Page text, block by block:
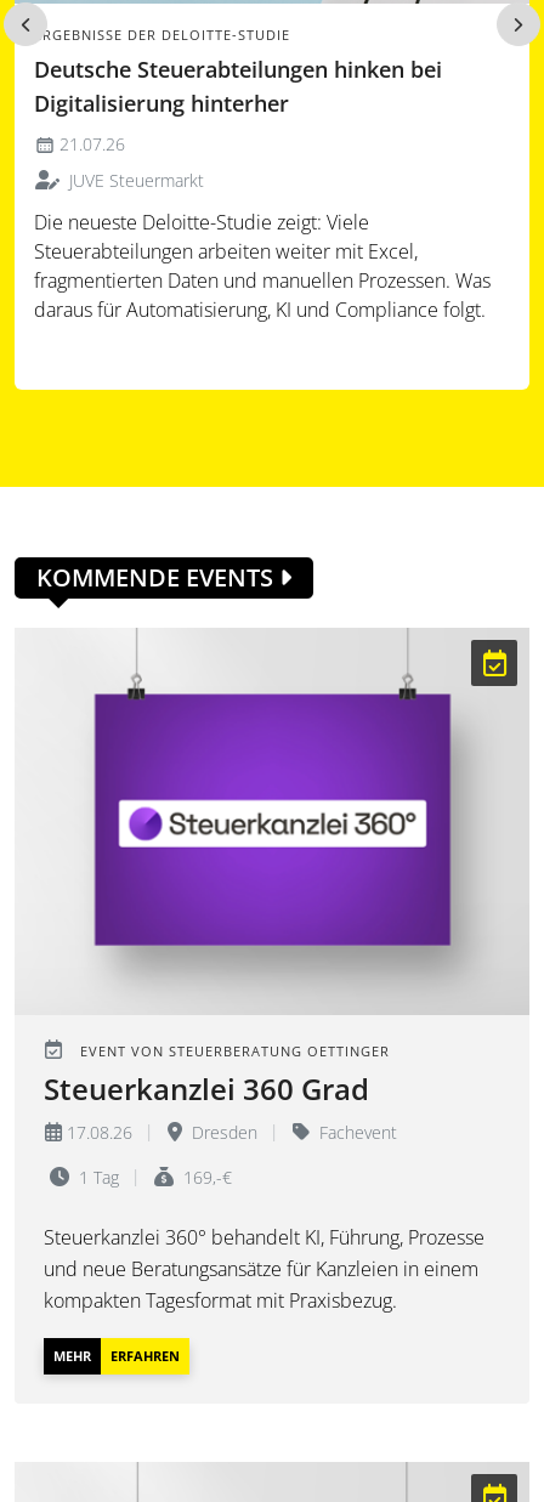
ERGEBNISSE DER DELOITTE-STUDIE
Deutsche Steuerabteilungen hinken bei
Digitalisierung hinterher
21.07.26
JUVE Steuermarkt
Die neueste Deloitte-Studie zeigt: Viele
Steuerabteilungen arbeiten weiter mit Excel,
fragmentierten Daten und manuellen Prozessen. Was
daraus für Automatisierung, KI und Compliance folgt.
KOMMENDE EVENTS
EVENT VON STEUERBERATUNG OETTINGER
Steuerkanzlei 360 Grad
17.08.26 Dresden
Fachevent
1 Tag
169,-€
Steuerkanzlei 360° behandelt KI, Führung, Prozesse
und neue Beratungsansätze für Kanzleien in einem
kompakten Tagesformat mit Praxisbezug.
MEHR ERFAHREN